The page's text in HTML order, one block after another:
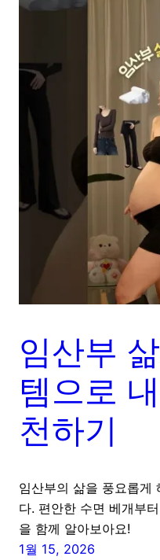
임산부
템으로
천하기
임산부의 삶을 풍요롭게
다. 편안한 수면 베개부
을 함께 알아보아요!
1월 15, 2026